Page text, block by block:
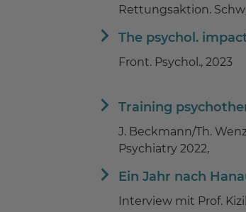
Rettungsaktion.
The psychol.
Front. Psychol., 2023
Training
J. Beckmann/Th.
Psychiatry 2022,
Ein Jahr nach
Interview mit Prof.